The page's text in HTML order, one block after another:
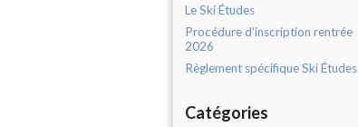
Le Ski Études
Procédure d'inscription rentrée
2026
Règlement spécifique Ski Études
Catégories